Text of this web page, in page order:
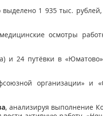
1 935 тыс.
осмотры
и 24 путёвки в
организации» и
, анализируя выполнение